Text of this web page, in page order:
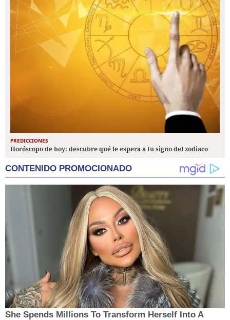
PREDICCIONES
Horóscopo de hoy: descubre qué le espera a tu signo del zodiaco
CONTENIDO PROMOCIONADO
She Spends Millions To Transform Herself Into A